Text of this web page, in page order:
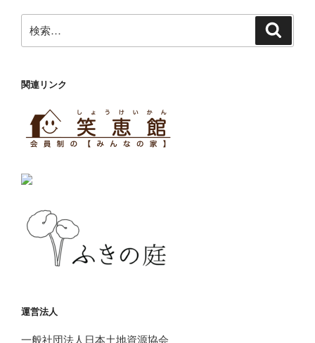
索:
関連リンク
運営法人
一般社団法人日本土地資源協会